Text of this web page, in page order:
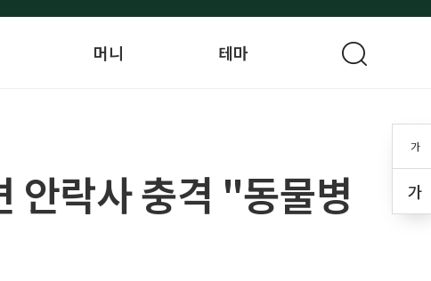
가
가
머니 테마
안락사 충격 "동물병